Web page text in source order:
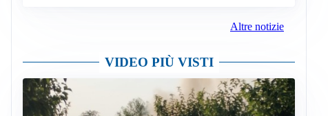
Altre notizie
VIDEO PIÙ VISTI